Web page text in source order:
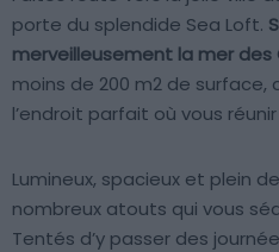
porte du splendide Sea Loft.
merveilleusement la mer des
moins de 200 m2 de
l’endroit parfait où vous
Lumineux, spacieux et plein
nombreux atouts qui vous
Tentés d’y passer des